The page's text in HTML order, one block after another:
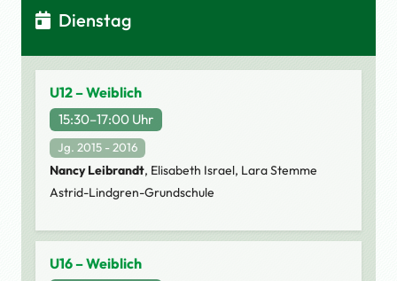
Dienstag
U12 – Weiblich
15:30–17:00 Uhr
Jg. 2015 - 2016
Nancy Leibrandt, Elisabeth Israel, Lara Stemme
Astrid-Lindgren-Grundschule
U16 – Weiblich